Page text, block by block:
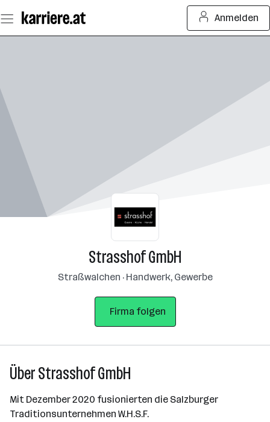
Seiteninhalt
springen
Anmelden
Strasshof GmbH
Straßwalchen · Handwerk, Gewerbe
Firma folgen
Über Strasshof GmbH
Mit Dezember 2020 fusionierten die Salzburger
Traditionsunternehmen W.H.S.F.